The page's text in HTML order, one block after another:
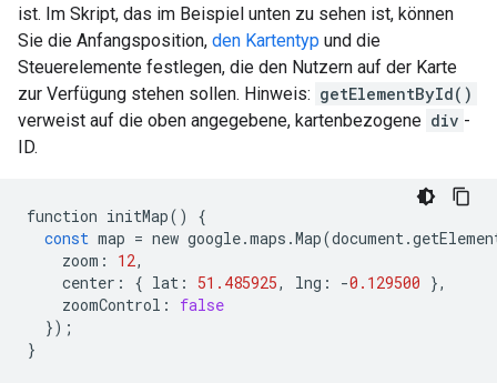
ist. Im Skript, das im Beispiel unten zu sehen ist, können
Sie die Anfangsposition, den Kartentyp und die
Steuerelemente festlegen, die den Nutzern auf der Karte
zur Verfügung stehen sollen. Hinweis: getElementById()
verweist auf die oben angegebene, kartenbezogene div -
ID.
function initMap()
{
const map = new google.maps .Map(document .
zoom : 12,
center : { lat : 51.485925, lng : -0.129500 },
zoomControl :
false
});
}